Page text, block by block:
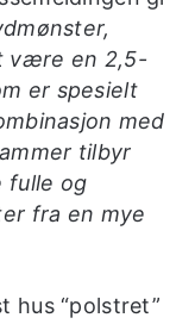
være en 2,5-
er spesielt
med
tilbyr
fulle og
fra en mye
hus “polstret”